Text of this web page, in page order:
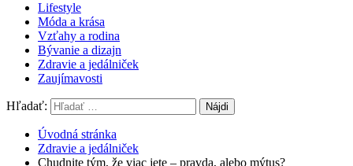
Lifestyle
Móda a krása
Vzťahy a rodina
Bývanie a dizajn
Zdravie a jedálniček
Zaujímavosti
Hľadať:
Úvodná stránka
Zdravie a jedálniček
Chudnite tým, že viac jete – pravda, alebo mýtus?